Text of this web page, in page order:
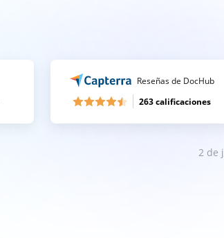
Reseñas de DocHub
263 calificaciones
2 de